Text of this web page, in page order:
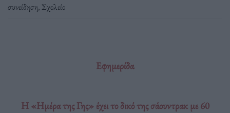
συνείδηση, Σχολείο
Εφημερίδα
Η «Ημέρα της Γης» έχει το δικό της σάουντρακ με 60